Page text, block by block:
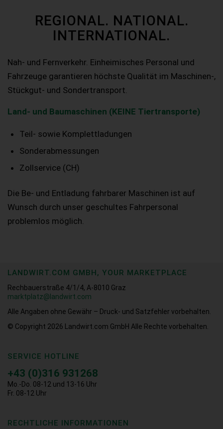
REGIONAL. NATIONAL.
INTERNATIONAL.
Nah- und Fernverkehr. Einheimisches Personal und
Fahrzeuge garantieren höchste Qualität im Maschinen-,
Stückgut- und Sondertransport.
Land- und Baumaschinen (KEINE Tiertransporte)
Teil- sowie Komplettladungen
Sonderabmessungen
Zollservice (CH)
Die Be- und Entladung fahrbarer Maschinen ist auf
Wunsch durch unser geschultes Fahrpersonal
problemlos möglich.
LANDWIRT.COM GMBH, YOUR MARKETPLACE
Rechbauerstraße 4/1/4, A-8010 Graz
marktplatz@landwirt.com
Alle Angaben ohne Gewähr – Druck- und Satzfehler vorbehalten.
© Copyright 2026
Landwirt.com GmbH Alle Rechte vorbehalten.
SERVICE HOTLINE
+43 (0)316 931268
Mo.-Do. 08-12 und 13-16 Uhr
Fr. 08-12 Uhr
RECHTLICHE INFORMATIONEN